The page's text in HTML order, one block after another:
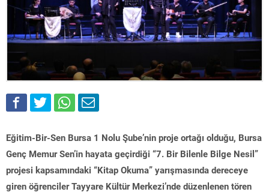
Eğitim-Bir-Sen Bursa 1 Nolu Şube’nin proje ortağı olduğu, Bursa
Genç Memur Sen’in hayata geçirdiği “7. Bir Bilenle Bilge Nesil”
projesi kapsamındaki “Kitap Okuma” yarışmasında dereceye
giren öğrenciler Tayyare Kültür Merkezi’nde düzenlenen tören